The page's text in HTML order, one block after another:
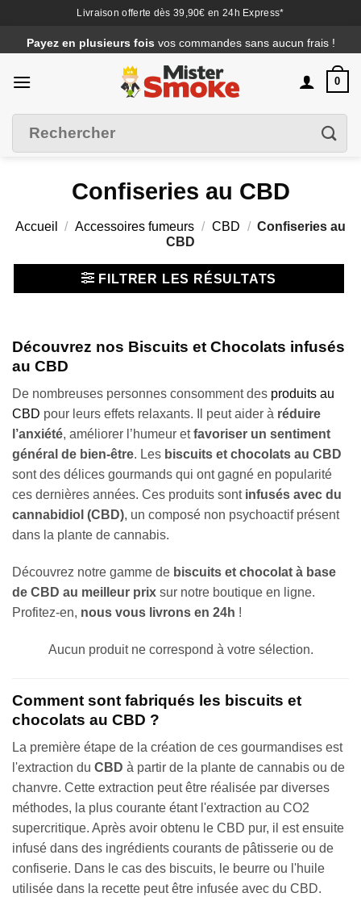
Livraison offerte dès 39,90€ en 24h Express*
au
contenu
Payez en plusieurs fois vos commandes sans aucun frais !
0
pour :
Confiseries au CBD
Accueil / Accessoires fumeurs / CBD / Confiseries au
CBD
FILTRER LES RÉSULTATS
Découvrez nos Biscuits et Chocolats infusés
au CBD
De nombreuses personnes consomment des produits au
CBD pour leurs effets relaxants. Il peut aider à réduire
l’anxiété, améliorer l’humeur etfavoriser un sentiment
général de bien-être. Les biscuits et chocolats au CBD
sont des délices gourmands qui ont gagné en popularité
ces dernières années. Ces produits sont infusés avec du
cannabidiol (CBD), un composé non psychoactif présent
dans la plante de cannabis.
Découvrez notre gamme de biscuits et chocolat à base
de CBD au meilleur prix sur notre boutique en ligne.
Profitez-en, nous vous livrons en 24h !
Aucun produit ne correspond à votre sélection.
Comment sont fabriqués les biscuits et
chocolats au CBD ?
La première étape de la création de ces gourmandises est
l'extraction du CBD à partir de la plante de cannabis ou de
chanvre. Cette extraction peut être réalisée par diverses
méthodes, la plus courante étant l'extraction au CO2
supercritique. Après avoir obtenu le CBD pur, il est ensuite
infusé dans des ingrédients courants de pâtisserie ou de
confiserie. Dans le cas des biscuits, le beurre ou l'huile
utilisée dans la recette peut être infusée avec du CBD.